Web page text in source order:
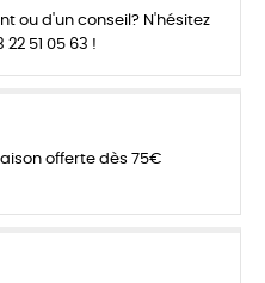
ou d'un conseil? N'hésitez
51 05 63 !
offerte dès 75€